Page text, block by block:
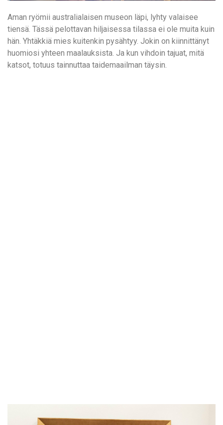
Aman ryömii australialaisen museon läpi, lyhty valaisee
tiensä. Tässä pelottavan hiljaisessa tilassa ei ole muita kuin
hän. Yhtäkkiä mies kuitenkin pysähtyy. Jokin on kiinnittänyt
huomiosi yhteen maalauksista. Ja kun vihdoin tajuat, mitä
katsot, totuus tainnuttaa taidemaailman täysin.